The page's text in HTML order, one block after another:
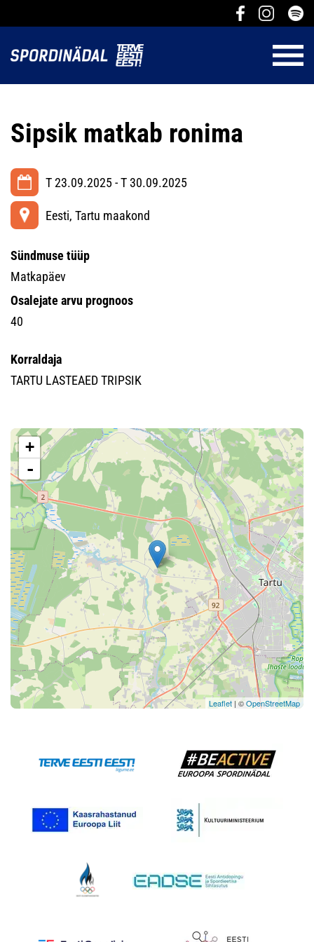
Sipsik matkab ronima
T 23.09.2025 - T 30.09.2025
Eesti, Tartu maakond
Sündmuse tüüp
Matkapäev
Osalejate arvu prognoos
40
Korraldaja
TARTU LASTEAED TRIPSIK
+
-
Leaflet | ©OpenStreetMap